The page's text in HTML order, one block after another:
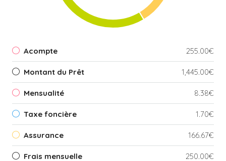
Acompte 255.00€
Montant du Prêt 1,445.00€
Mensualité 8.38€
Taxe foncière 1.70€
Assurance 166.67€
Frais mensuelle 250.00€